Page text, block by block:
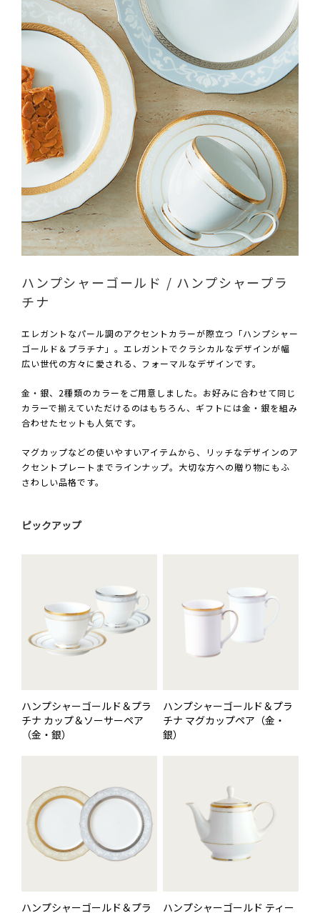
ハンプシャーゴールド / ハンプシャープラ
チナ
エレガントなパール調のアクセントカラーが際立つ「ハンプシャー
ゴールド＆プラチナ」。エレガントでクラシカルなデザインが幅
広い世代の方々に愛される、フォーマルなデザインです。
金・銀、2種類のカラーをご用意しました。お好みに合わせて同じ
カラーで揃えていただけるのはもちろん、ギフトには金・銀を組み
合わせたセットも人気です。
マグカップなどの使いやすいアイテムから、リッチなデザインのア
クセントプレートまでラインナップ。大切な方への贈り物にもふ
さわしい品格です。
ピックアップ
ハンプシャーゴールド＆プラ
チナ カップ＆ソーサーペア
（金・銀）
ハンプシャーゴールド＆プラ
チナ マグカップペア（金・
銀）
ハンプシャーゴールド＆プラ ハンプシャーゴールド ティー